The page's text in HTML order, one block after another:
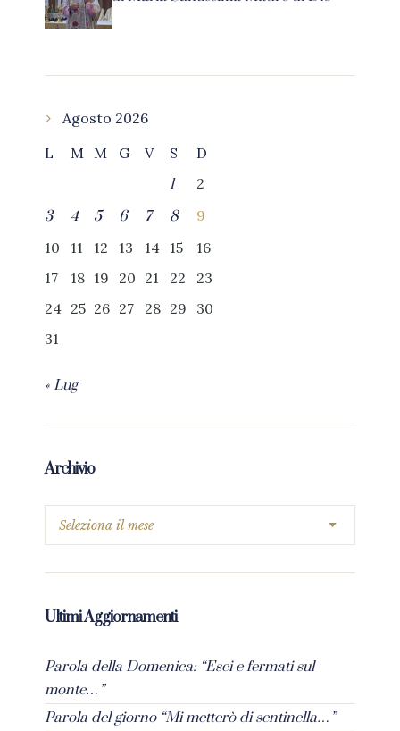
Agosto 2026
L
M M G V S
D
1
2
3
4 5 6 7 8
9
10
11 12 13 14 15
16
17
18 19 20 21 22
23
24 25 26 27 28 29
30
31
« Lug
Archivio
Ultimi Aggiornamenti
Parola della Domenica: “Esci e fermati sul
monte…”
Parola del giorno “Mi metterò di sentinella…”